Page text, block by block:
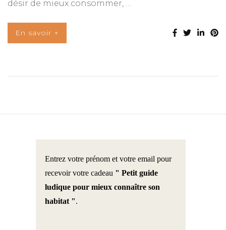
désir de mieux consommer, …
En savoir +
Entrez votre prénom et votre email pour
recevoir votre cadeau " Petit guide
ludique pour mieux connaître son
habitat ".